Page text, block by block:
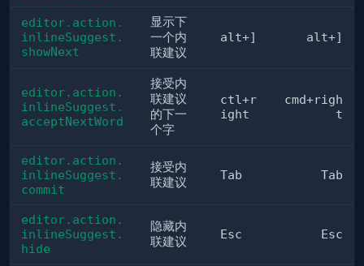
editor.action.
inlineSuggest.
showNext
显示下
一个内
联建议
alt+] alt+]
editor.action.
inlineSuggest.
acceptNextWord
接受内
联建议
的下一
个字
ctl+r
ight
cmd+righ
t
editor.action.
inlineSuggest.
commit
接受内
联建议
Tab Tab
editor.action.
inlineSuggest.
hide
隐藏内
联建议
Esc Esc